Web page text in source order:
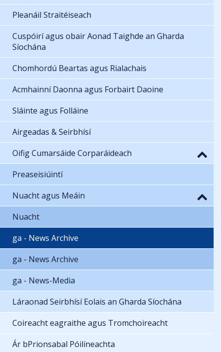
Pleanáil Straitéiseach
Cuspóirí agus obair Aonad Taighde an Gharda
Síochána
Chomhordú Beartas agus Rialachais
Acmhainní Daonna agus Forbairt Daoine
Sláinte agus Folláine
Airgeadas & Seirbhísí
Oifig Cumarsáide Corparáideach
Preaseisiúintí
Nuacht agus Meáin
Nuacht
ga - News Archive
ga - News Archive
ga - News-Media
Láraonad Seirbhísí Eolais an Gharda Síochána
Coireacht eagraithe agus Tromchoireacht
Ár bPrionsabal Póilíneachta